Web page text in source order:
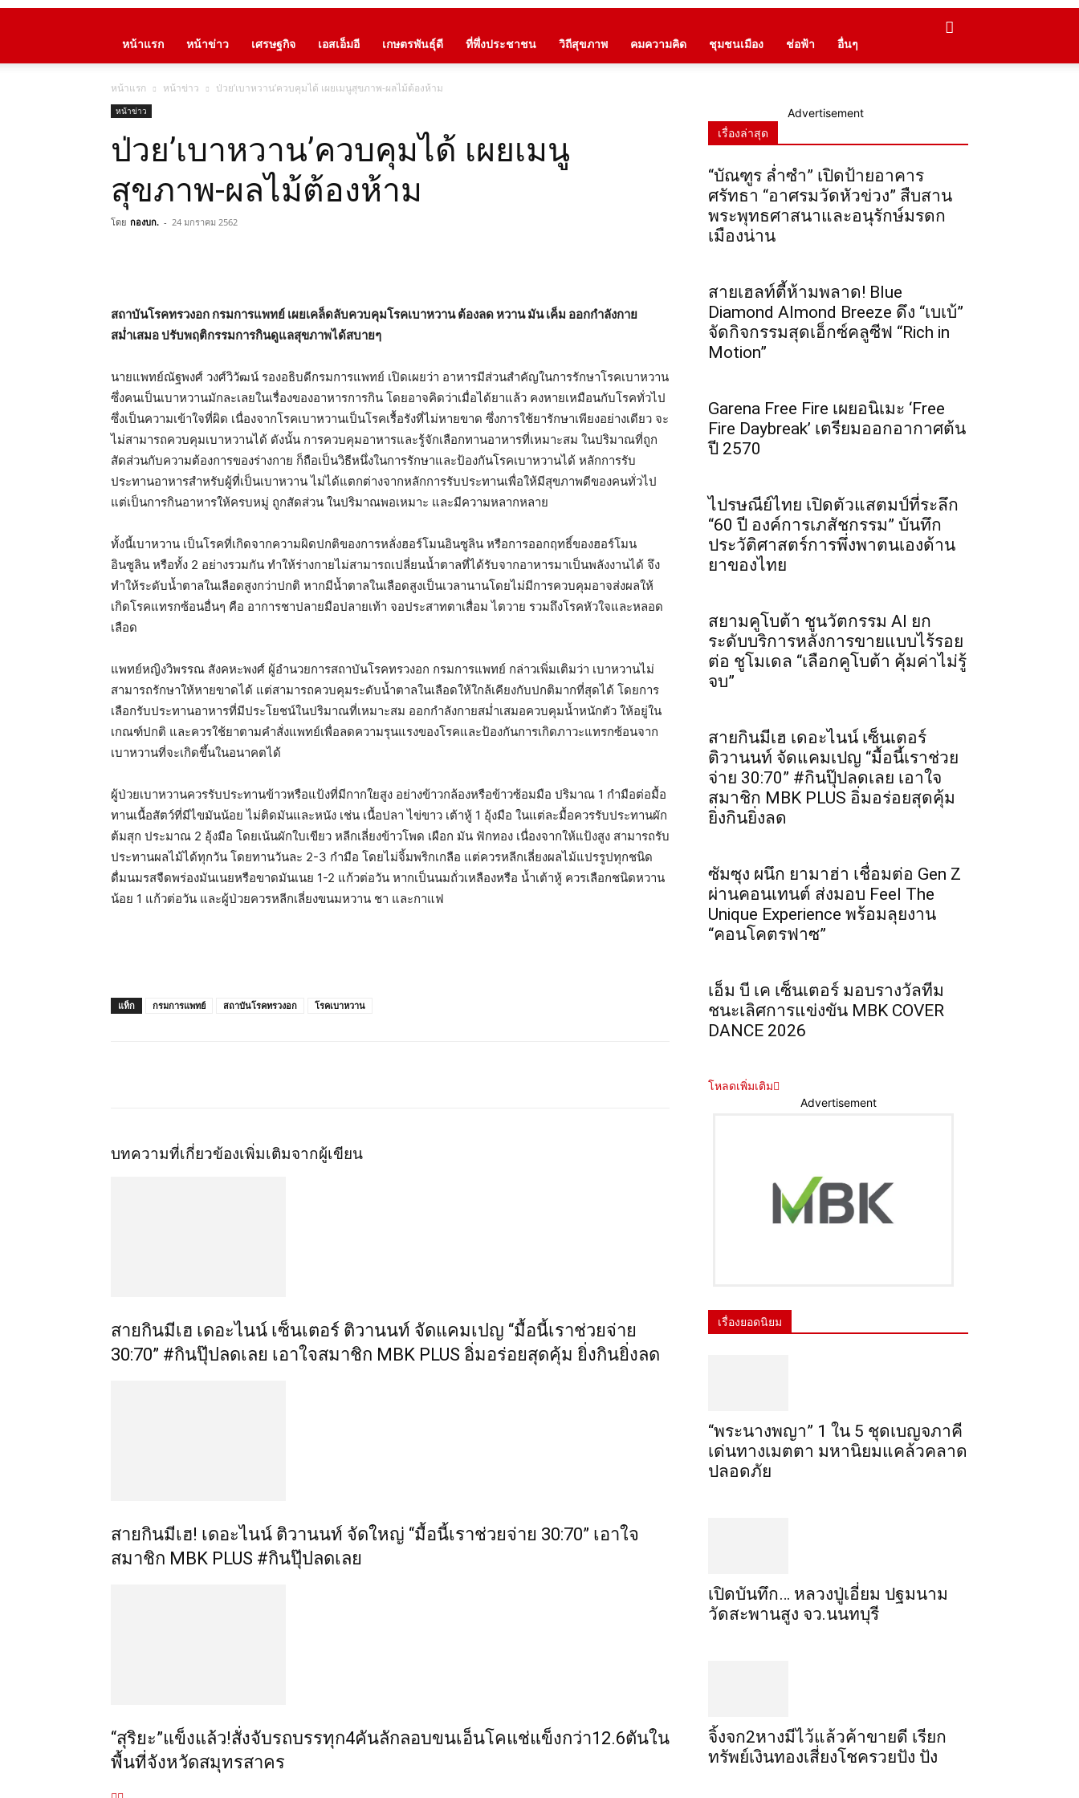
หน้าแรก หน้าข่าว เศรษฐกิจ เอสเอ็มอี เกษตรพันธุ์ดี ที่พึ่งประชาชน วิถีสุขภาพ คมความคิด ชุมชนเมือง ช่อฟ้า อื่นๆ
หน้าแรก หน้าข่าว ป่วย’เบาหวาน’ควบคุมได้ เผยเมนูสุขภาพ-ผลไม้ต้องห้าม
หน้าข่าว
ป่วย’เบาหวาน’ควบคุมได้ เผยเมนู
สุขภาพ-ผลไม้ต้องห้าม
โดย กองบก. - 24 มกราคม 2562
สถาบันโรคทรวงอก กรมการแพทย์ เผยเคล็ดลับควบคุมโรคเบาหวาน ต้องลด หวาน มัน เค็ม ออกกำลังกาย
สม่ำเสมอ ปรับพฤติกรรมการกินดูแลสุขภาพได้สบายๆ
นายแพทย์ณัฐพงศ์ วงศ์วิวัฒน์ รองอธิบดีกรมการแพทย์ เปิดเผยว่า อาหารมีส่วนสำคัญในการรักษาโรคเบาหวาน
ซึ่งคนเป็นเบาหวานมักละเลยในเรื่องของอาหารการกิน โดยอาจคิดว่าเมื่อได้ยาแล้ว คงหายเหมือนกับโรคทั่วไป
ซึ่งเป็นความเข้าใจที่ผิด เนื่องจากโรคเบาหวานเป็นโรคเรื้อรังที่ไม่หายขาด ซึ่งการใช้ยารักษาเพียงอย่างเดียว จะ
ไม่สามารถควบคุมเบาหวานได้ ดังนั้น การควบคุมอาหารและรู้จักเลือกทานอาหารที่เหมาะสม ในปริมาณที่ถูก
สัดส่วนกับความต้องการของร่างกาย ก็ถือเป็นวิธีหนึ่งในการรักษาและป้องกันโรคเบาหวานได้ หลักการรับ
ประทานอาหารสำหรับผู้ที่เป็นเบาหวาน ไม่ได้แตกต่างจากหลักการรับประทานเพื่อให้มีสุขภาพดีของคนทั่วไป
แต่เป็นการกินอาหารให้ครบหมู่ ถูกสัดส่วน ในปริมาณพอเหมาะ และมีความหลากหลาย
ทั้งนี้เบาหวาน เป็นโรคที่เกิดจากความผิดปกติของการหลั่งฮอร์โมนอินซูลิน หรือการออกฤทธิ์ของฮอร์โมน
อินซูลิน หรือทั้ง 2 อย่างรวมกัน ทำให้ร่างกายไม่สามารถเปลี่ยนน้ำตาลที่ได้รับจากอาหารมาเป็นพลังงานได้ จึง
ทำให้ระดับน้ำตาลในเลือดสูงกว่าปกติ หากมีน้ำตาลในเลือดสูงเป็นเวลานานโดยไม่มีการควบคุมอาจส่งผลให้
เกิดโรคแทรกซ้อนอื่นๆ คือ อาการชาปลายมือปลายเท้า จอประสาทตาเสื่อม ไตวาย รวมถึงโรคหัวใจและหลอด
เลือด
แพทย์หญิงวิพรรณ สังคหะพงศ์ ผู้อำนวยการสถาบันโรคทรวงอก กรมการแพทย์ กล่าวเพิ่มเติมว่า เบาหวานไม่
สามารถรักษาให้หายขาดได้ แต่สามารถควบคุมระดับน้ำตาลในเลือดให้ใกล้เคียงกับปกติมากที่สุดได้ โดยการ
เลือกรับประทานอาหารที่มีประโยชน์ในปริมาณที่เหมาะสม ออกกำลังกายสม่ำเสมอควบคุมน้ำหนักตัว ให้อยู่ใน
เกณฑ์ปกติ และควรใช้ยาตามคำสั่งแพทย์เพื่อลดความรุนแรงของโรคและป้องกันการเกิดภาวะแทรกซ้อนจาก
เบาหวานที่จะเกิดขึ้นในอนาคตได้
ผู้ป่วยเบาหวานควรรับประทานข้าวหรือแป้งที่มีกากใยสูง อย่างข้าวกล้องหรือข้าวซ้อมมือ ปริมาณ 1 กำมือต่อมื้อ
ทานเนื้อสัตว์ที่มีไขมันน้อย ไม่ติดมันและหนัง เช่น เนื้อปลา ไข่ขาว เต้าหู้ 1 อุ้งมือ ในแต่ละมื้อควรรับประทานผัก
ต้มสุก ประมาณ 2 อุ้งมือ โดยเน้นผักใบเขียว หลีกเลี่ยงข้าวโพด เผือก มัน ฟักทอง เนื่องจากให้แป้งสูง สามารถรับ
ประทานผลไม้ได้ทุกวัน โดยทานวันละ 2-3 กำมือ โดยไม่จิ้มพริกเกลือ แต่ควรหลีกเลี่ยงผลไม้แปรรูปทุกชนิด
ดื่มนมรสจืดพร่องมันเนยหรือขาดมันเนย 1-2 แก้วต่อวัน หากเป็นนมถั่วเหลืองหรือ น้ำเต้าหู้ ควรเลือกชนิดหวาน
น้อย 1 แก้วต่อวัน และผู้ป่วยควรหลีกเลี่ยงขนมหวาน ชา และกาแฟ
แท็ก กรมการแพทย์ สถาบันโรคทรวงอก โรคเบาหวาน
บทความที่เกี่ยวข้องเพิ่มเติมจากผู้เขียน
สายกินมีเฮ เดอะไนน์ เซ็นเตอร์ ติวานนท์ จัดแคมเปญ “มื้อนี้เราช่วยจ่าย
30:70” #กินปุ๊ปลดเลย เอาใจสมาชิก MBK PLUS อิ่มอร่อยสุดคุ้ม ยิ่งกินยิ่งลด
สายกินมีเฮ! เดอะไนน์ ติวานนท์ จัดใหญ่ “มื้อนี้เราช่วยจ่าย 30:70” เอาใจ
สมาชิก MBK PLUS #กินปุ๊ปลดเลย
“สุริยะ”แข็งแล้ว!สั่งจับรถบรรทุก4คันลักลอบขนเอ็นโคแช่แข็งกว่า12.6ตันใน
พื้นที่จังหวัดสมุทรสาคร
Advertisement
เรื่องล่าสุด
“บัณฑูร ล่ำซำ” เปิดป้ายอาคาร
ศรัทธา “อาศรมวัดหัวข่วง” สืบสาน
พระพุทธศาสนาและอนุรักษ์มรดก
เมืองน่าน
สายเฮลท์ตี้ห้ามพลาด! Blue
Diamond Almond Breeze ดึง “เบเบ้”
จัดกิจกรรมสุดเอ็กซ์คลูซีฟ “Rich in
Motion”
Garena Free Fire เผยอนิเมะ ‘Free
Fire Daybreak’ เตรียมออกอากาศต้น
ปี 2570
ไปรษณีย์ไทย เปิดตัวแสตมป์ที่ระลึก
“60 ปี องค์การเภสัชกรรม” บันทึก
ประวัติศาสตร์การพึ่งพาตนเองด้าน
ยาของไทย
สยามคูโบต้า ชูนวัตกรรม AI ยก
ระดับบริการหลังการขายแบบไร้รอย
ต่อ ชูโมเดล “เลือกคูโบต้า คุ้มค่าไม่รู้
จบ”
สายกินมีเฮ เดอะไนน์ เซ็นเตอร์
ติวานนท์ จัดแคมเปญ “มื้อนี้เราช่วย
จ่าย 30:70” #กินปุ๊ปลดเลย เอาใจ
สมาชิก MBK PLUS อิ่มอร่อยสุดคุ้ม
ยิ่งกินยิ่งลด
ซัมซุง ผนึก ยามาฮ่า เชื่อมต่อ Gen Z
ผ่านคอนเทนต์ ส่งมอบ Feel The
Unique Experience พร้อมลุยงาน
“คอนโคตรฟาซ”
เอ็ม บี เค เซ็นเตอร์ มอบรางวัลทีม
ชนะเลิศการแข่งขัน MBK COVER
DANCE 2026
โหลดเพิ่มเติม
Advertisement
เรื่องยอดนิยม
“พระ​นาง​พญา” 1 ใน 5​ ชุดเบญจ​ภาคี​
เด่นทางเมตตา​ มหา​นิยม​แคล้วคลาด​
ปลอดภัย​
เปิดบันทึก… หลวงปู่เอี่ยม ​ปฐม​นาม​
วัดสะพานสูง​ จว.นนทบุรี
จิ้งจก​2​หาง​มีไว้แล้ว​ค้าขาย​ดี​ เรียก​
ทรัพย์เงินทอง​เสี่ยงโชค​รวยปัง​ ปัง​